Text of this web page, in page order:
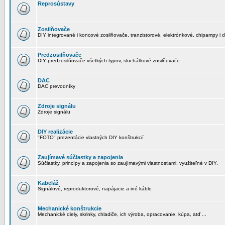
Reprosústavy
Zosilňovače
DIY integrované i koncové zosilňovače, tranzistorové, elektrónkové, chipampy i
Predzosilňovače
DIY predzosilňovače všetkých typov, sluchátkové zosilňovače
DAC
DAC prevodníky
Zdroje signálu
Zdroje signálu
DIY realizácie
"FOTO" prezentácie vlastných DIY konštrukcií
Zaujímavé súčiastky a zapojenia
Súčiastky, princípy a zapojenia so zaujímavými vlastnosťami, využiteľné v DIY.
Kabeláž
Signálové, reproduktorové, napájacie a iné káble
Mechanické konštrukcie
Mechanické diely, skrinky, chladiče, ich výroba, opracovanie, kúpa, atď ...